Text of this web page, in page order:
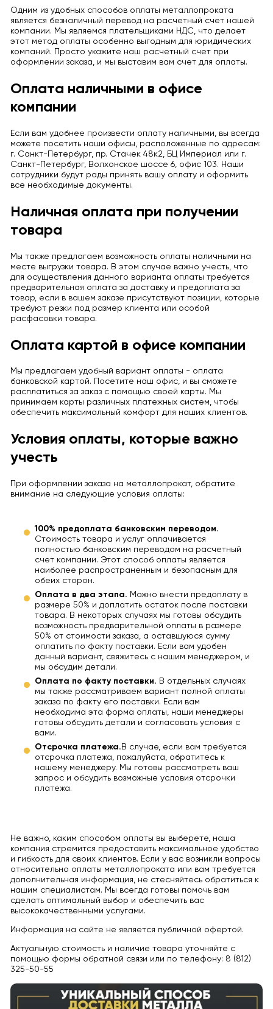
Одним из удобных способов оплаты металлопроката
является безналичный перевод на расчетный счет нашей
компании. Мы являемся плательщиками НДС, что делает
этот метод оплаты особенно выгодным для юридических
компаний. Просто укажите наш расчетный счет при
оформлении заказа, и мы выставим вам счет для оплаты.
Оплата наличными в офисе
компании
Если вам удобнее произвести оплату наличными, вы всегда
можете посетить наши офисы, расположенные по адресам:
г. Санкт-Петербург, пр. Стачек 48к2, БЦ Империал или г.
Санкт-Петербург, Волхонское шоссе 6, офис 103. Наши
сотрудники будут рады принять вашу оплату и оформить
все необходимые документы.
Наличная оплата при получении
товара
Мы также предлагаем возможность оплаты наличными на
месте выгрузки товара. В этом случае важно учесть, что
для осуществления данного варианта оплаты требуется
предварительная оплата за доставку и предоплата за
товар, если в вашем заказе присутствуют позиции, которые
требуют резки под размер клиента или особой
расфасовки товара.
Оплата картой в офисе компании
Мы предлагаем удобный вариант оплаты - оплата
банковской картой. Посетите наш офис, и вы сможете
расплатиться за заказ с помощью своей карты. Мы
принимаем карты различных платежных систем, чтобы
обеспечить максимальный комфорт для наших клиентов.
Условия оплаты, которые важно
учесть
При оформлении заказа на металлопрокат, обратите
внимание на следующие условия оплаты:
100% предоплата банковским переводом.
Стоимость товара и услуг оплачивается
полностью банковским переводом на расчетный
счет компании. Этот способ оплаты является
наиболее распространенным и безопасным для
обеих сторон.
Оплата в два этапа. Можно внести предоплату в
размере 50% и доплатить остаток после поставки
товара. В некоторых случаях мы готовы обсудить
возможность предварительной оплаты в размере
50% от стоимости заказа, а оставшуюся сумму
оплатить по факту поставки. Если вам удобен
данный вариант, свяжитесь с нашим менеджером, и
мы обсудим детали.
Оплата по факту поставки. В отдельных случаях
мы также рассматриваем вариант полной оплаты
заказа по факту его поставки. Если вам
необходима эта форма оплаты, наши менеджеры
готовы обсудить детали и согласовать условия с
вами.
Отсрочка платежа. В случае, если вам требуется
отсрочка платежа, пожалуйста, обратитесь к
нашему менеджеру. Мы готовы рассмотреть ваш
запрос и обсудить возможные условия отсрочки
платежа.
Не важно, каким способом оплаты вы выберете, наша
компания стремится предоставить максимальное удобство
и гибкость для своих клиентов. Если у вас возникли вопросы
относительно оплаты металлопроката или вам требуется
дополнительная информация, не стесняйтесь обратиться к
нашим специалистам. Мы всегда готовы помочь вам
сделать оптимальный выбор и обеспечить вас
высококачественными услугами.
Информация на сайте не является публичной офертой.
Актуальную стоимость и наличие товара уточняйте с
помощью формы обратной связи или по телефону: 8 (812)
325-50-55